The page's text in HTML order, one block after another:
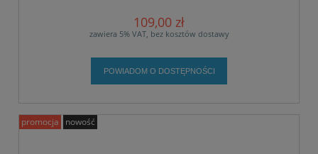
109,00 zł
zawiera 5% VAT, bez kosztów dostawy
POWIADOM O DOSTĘPNOŚCI
promocja nowość